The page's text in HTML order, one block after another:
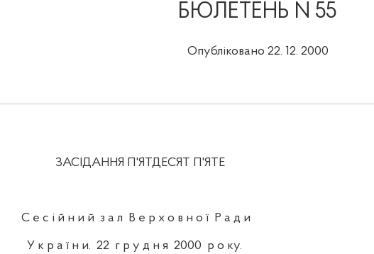
БЮЛЕТЕНЬ N 55
Опубліковано 22. 12. 2000
ЗАСІДАННЯ П'ЯТДЕСЯТ П'ЯТЕ
С е с і й н и й з а л В е р х о в н о ї Р а д и
У к р а ї н и. 22 г р у д н я 2000 р о ку.